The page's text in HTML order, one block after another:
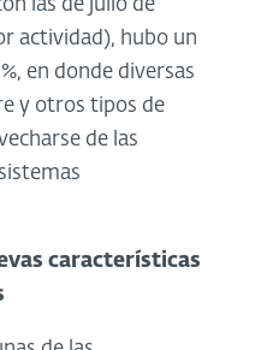
las de julio de
actividad), hubo un
en donde diversas
y otros tipos de
de las
características